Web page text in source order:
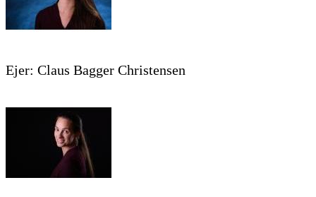
Ejer: Claus Bagger Christensen